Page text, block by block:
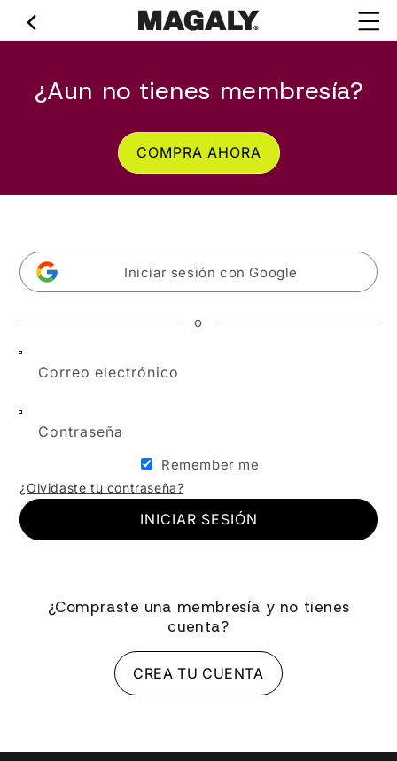
directamente
al contenido
¿Aun no tienes membresía?
COMPRA AHORA
Iniciar sesión con Google
o
Correo electrónico
Contraseña
Remember me
¿Olvidaste tu contraseña?
INICIAR SESIÓN
¿Compraste una membresía y no tienes
cuenta?
CREA TU CUENTA